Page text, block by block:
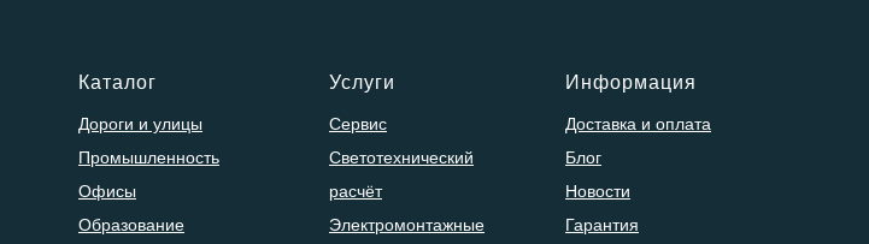
Каталог
Дороги и улицы
Промышленность
Офисы
Образование
Информация
Доставка и оплата
Блог
Новости
Гарантия
Услуги
Сервис
Светотехнический
расчёт
Электромонтажные